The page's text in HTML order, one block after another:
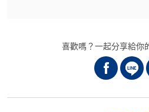
喜歡嗎？一起分享給你